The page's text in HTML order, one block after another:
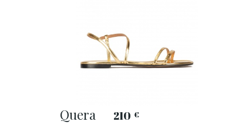
Quera 210 €